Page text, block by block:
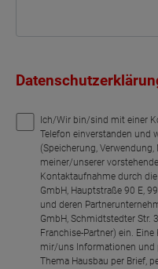
Ich/Wir bin/sind mit einer
Telefon einverstanden und
(Speicherung,
meiner/unserer
Kontaktaufnahme durch
GmbH, Hauptstraße 90 E,
und deren
GmbH, Schmidtstedter Str.
Franchise-Partner) ein.
mir/uns Informationen und
Thema Hausbau per Brief,